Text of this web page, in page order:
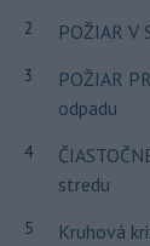
2 POŽIAR V
3
POŽIAR
odpadu
4
stredu
5
Kruhová